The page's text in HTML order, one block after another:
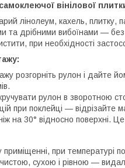
вінілової
лінолеум, кахель, плитку,
та дрібними вибоїнами —
при необхідності
розгорніть рулон і дайте
рулон в зворотною
при поклейці — відрізайте
на 30° відносно поверхні.
при температурі
сухою і рівною —